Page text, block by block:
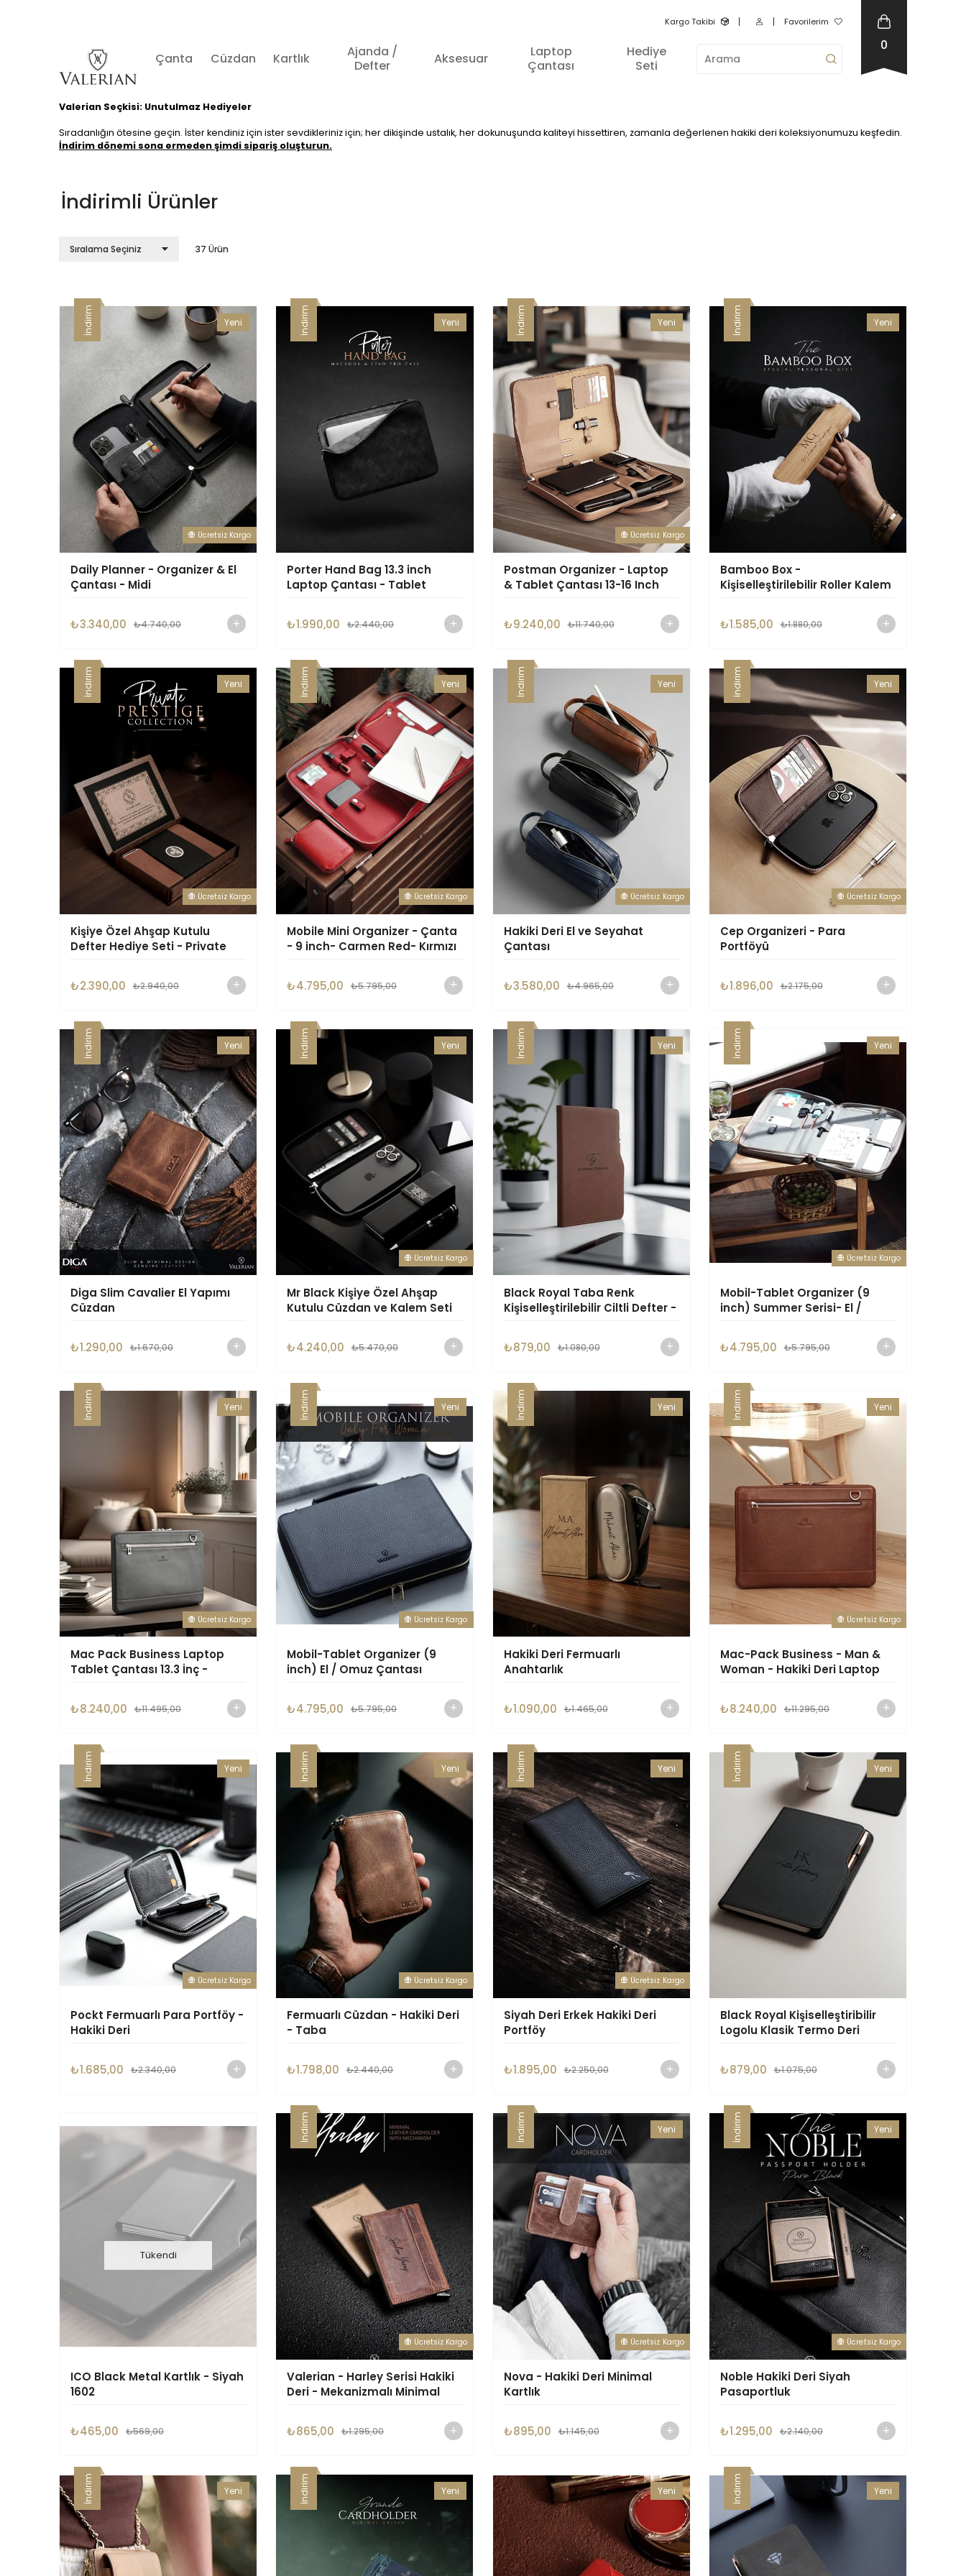
Kargo Takibi Favorilerim
0
Çanta
Cüzdan Kartlık
Ajanda /
Defter
Aksesuar
Laptop
Çantası
Hediye
Seti
Valerian Seçkisi: Unutulmaz Hediyeler
Sıradanlığın ötesine geçin. İster kendiniz için ister sevdikleriniz için; her dikişinde ustalık, her dokunuşunda kaliteyi hissettiren, zamanla değerlenen hakiki deri koleksiyonumuzu keşfedin.
İndirim dönemi sona ermeden şimdi sipariş oluşturun.
İndirimli Ürünler
37 Ürün
Daily Planner - Organizer & El
Çantası - Midi
₺3.340,00 ₺4.740,00
İndirim
Ücretsiz Kargo
Yeni
Ürün
Porter Hand Bag 13.3 inch
Laptop Çantası - Tablet
₺1.990,00
₺2.440,00
İndirim
Yeni
Postman Organizer - Laptop
& Tablet Çantası 13-16 Inch
₺9.240,00 ₺11.740,00
İndirim
Ücretsiz Kargo
Yeni
Ürün
Bamboo Box -
Kişiselleştirilebilir Roller Kalem
₺1.585,00 ₺1.880,00
İndirim
Yeni
Kişiye Özel Ahşap Kutulu
Defter Hediye Seti - Private
₺2.390,00
₺2.940,00
İndirim
Ücretsiz Kargo
Yeni
Mobile Mini Organizer - Çanta
- 9 inch- Carmen Red- Kırmızı
₺4.795,00 ₺5.795,00
İndirim
Ücretsiz Kargo
Yeni
Ürün
Hakiki Deri El ve Seyahat
Çantası
₺3.580,00 ₺4.965,00
İndirim
Ücretsiz Kargo
Yeni
Cep Organizeri - Para
Portföyü
₺1.896,00 ₺2.175,00
İndirim
Ücretsiz Kargo
Yeni
Diga Slim Cavalier El Yapımı
Cüzdan
₺1.290,00 ₺1.670,00
İndirim
Yeni
Ürün
Mr Black Kişiye Özel Ahşap
Kutulu Cüzdan ve Kalem Seti
₺4.240,00 ₺5.470,00
İndirim
Ücretsiz Kargo
Yeni
Black Royal Taba Renk
Kişiselleştirilebilir Ciltli Defter -
₺879,00 ₺1.080,00
İndirim
Yeni
Mobil-Tablet Organizer (9
inch) Summer Serisi- El /
₺4.795,00
₺5.795,00
İndirim
Ücretsiz Kargo
Yeni
Mac Pack Business Laptop
Tablet Çantası 13.3 İnç -
₺8.240,00
₺11.495,00
İndirim
Ücretsiz Kargo
Yeni
Ürün
Mobil-Tablet Organizer (9
inch) El / Omuz Çantası
₺4.795,00
₺5.795,00
İndirim
Ücretsiz Kargo
Yeni
Ürün
Hakiki Deri Fermuarlı
Anahtarlık
₺1.090,00 ₺1.465,00
İndirim
Yeni
Mac-Pack Business - Man &
Woman - Hakiki Deri Laptop
₺8.240,00
₺11.295,00
İndirim
Ücretsiz Kargo
Yeni
Pockt Fermuarlı Para Portföy -
Hakiki Deri
₺1.685,00 ₺2.340,00
İndirim
Ücretsiz Kargo
Yeni
Ürün
Fermuarlı Cüzdan - Hakiki Deri
- Taba
₺1.798,00 ₺2.440,00
İndirim
Ücretsiz Kargo
Yeni
Ürün
Siyah Deri Erkek Hakiki Deri
Portföy
₺1.895,00 ₺2.250,00
İndirim
Ücretsiz Kargo
Yeni
Black Royal Kişiselleştiribilir
Logolu Klasik Termo Deri
₺879,00
₺1.075,00
İndirim
Yeni
Tükendi
ICO Black Metal Kartlık - Siyah
1602
₺465,00 ₺569,00
Valerian - Harley Serisi Hakiki
Deri - Mekanizmalı Minimal
₺865,00
₺1.295,00
İndirim
Ücretsiz Kargo
Nova - Hakiki Deri Minimal
Kartlık
₺895,00 ₺1.145,00
İndirim
Ücretsiz Kargo
Yeni
Noble Hakiki Deri Siyah
Pasaportluk
₺1.295,00 ₺2.140,00
İndirim
Ücretsiz Kargo
Yeni
İndirim
Yeni
Ürün
İndirim
Yeni
Ürün
Yeni
İndirim
Yeni